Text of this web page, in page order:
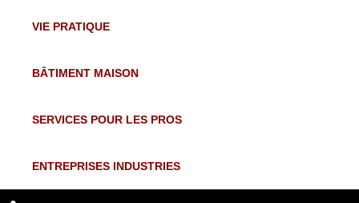
VIE PRATIQUE
BÂTIMENT MAISON
SERVICES POUR LES PROS
ENTREPRISES INDUSTRIES